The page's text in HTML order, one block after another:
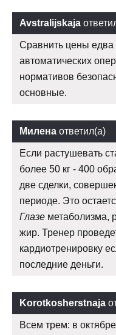
Avstralijskaja
Сравнить цены
автоматических
нормативов
основные.
Милена ответил(а)
Если растушевать
более 50 кг - 400
две сделки,
периоде. Это
Глазе метаболизма,
жир. Тренер
кардиотренировку
последние деньги.
Korotkosherstnaja
Всем трем: в